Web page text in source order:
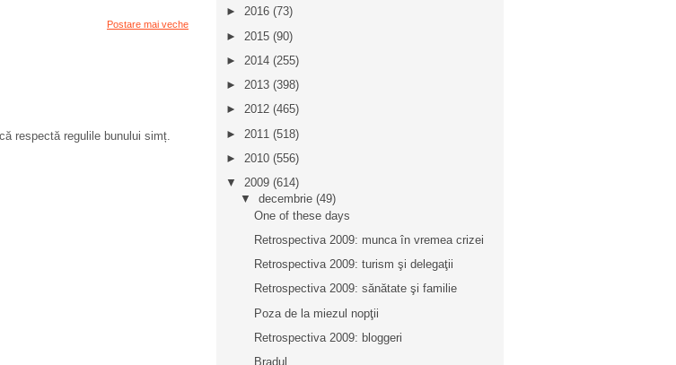
Postare mai veche
respectă regulile bunului simț.
► 2016 (73)
► 2015 (90)
► 2014 (255)
► 2013 (398)
► 2012 (465)
► 2011 (518)
► 2010 (556)
▼ 2009 (614)
▼ decembrie (49)
One of these days
Retrospectiva 2009: munca în vremea crizei
Retrospectiva 2009: turism şi delegaţii
Retrospectiva 2009: sănătate şi familie
Poza de la miezul nopţii
Retrospectiva 2009: bloggeri
Bradul